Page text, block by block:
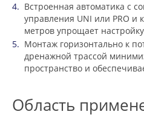
Встроенная автоматика с
управления UNI или PRO и
метров упрощает
Монтаж горизонтально к
дренажной трассой
пространство и
Область